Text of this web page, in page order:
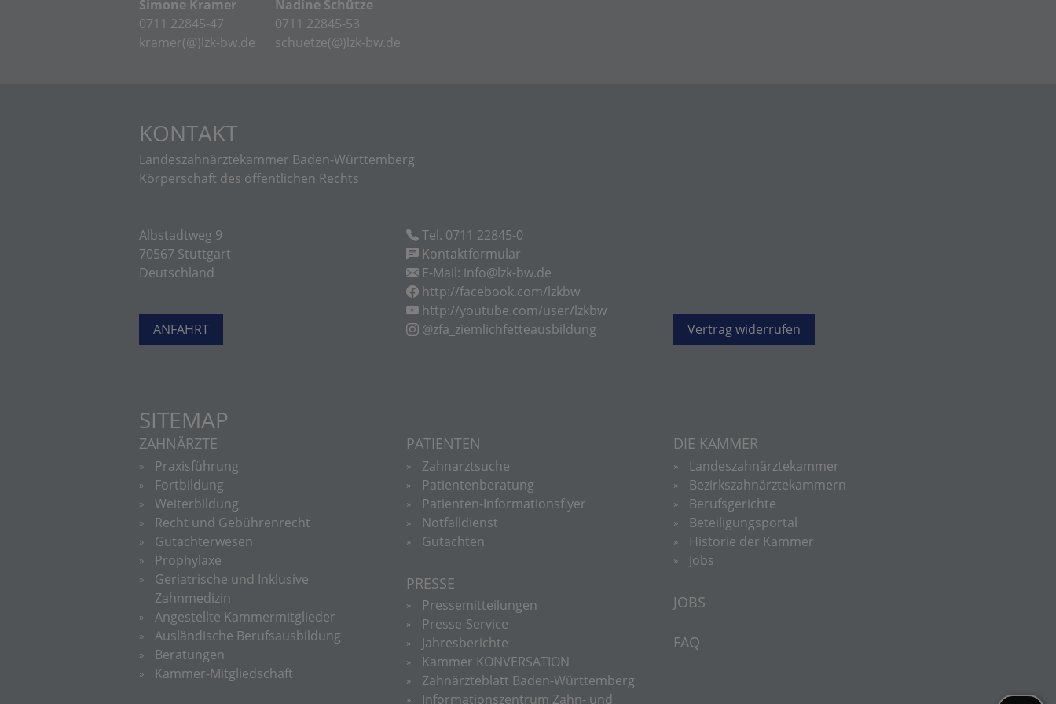
Simone Kramer
0711 22845-47
kramer(@)lzk-bw.de
Nadine Schütze
0711 22845-53
schuetze(@)lzk-bw.de
KONTAKT
Landeszahnärztekammer Baden-Württemberg
Körperschaft des öffentlichen Rechts
Albstadtweg 9
70567 Stuttgart
Deutschland
ANFAHRT
Tel. 0711 22845-0
Kontaktformular
E-Mail: info@lzk-bw.de
http://facebook.com/lzkbw
http://youtube.com/user/lzkbw
@zfa_ziemlichfetteausbildung
Vertrag widerrufen
SITEMAP
ZAHNÄRZTE
Praxisführung
Fortbildung
Weiterbildung
Recht und Gebührenrecht
Gutachterwesen
Prophylaxe
Geriatrische und Inklusive
Zahnmedizin
Angestellte Kammermitglieder
Ausländische Berufsausbildung
Beratungen
Kammer-Mitgliedschaft
PATIENTEN
Zahnarztsuche
Patientenberatung
Patienten-Informationsflyer
Notfalldienst
Gutachten
PRESSE
Pressemitteilungen
Presse-Service
Jahresberichte
Kammer KONVERSATION
Zahnärzteblatt Baden-Württemberg
Informationszentrum Zahn- und
DIE KAMMER
Landeszahnärztekammer
Bezirkszahnärztekammern
Berufsgerichte
Beteiligungsportal
Historie der Kammer
Jobs
JOBS
FAQ